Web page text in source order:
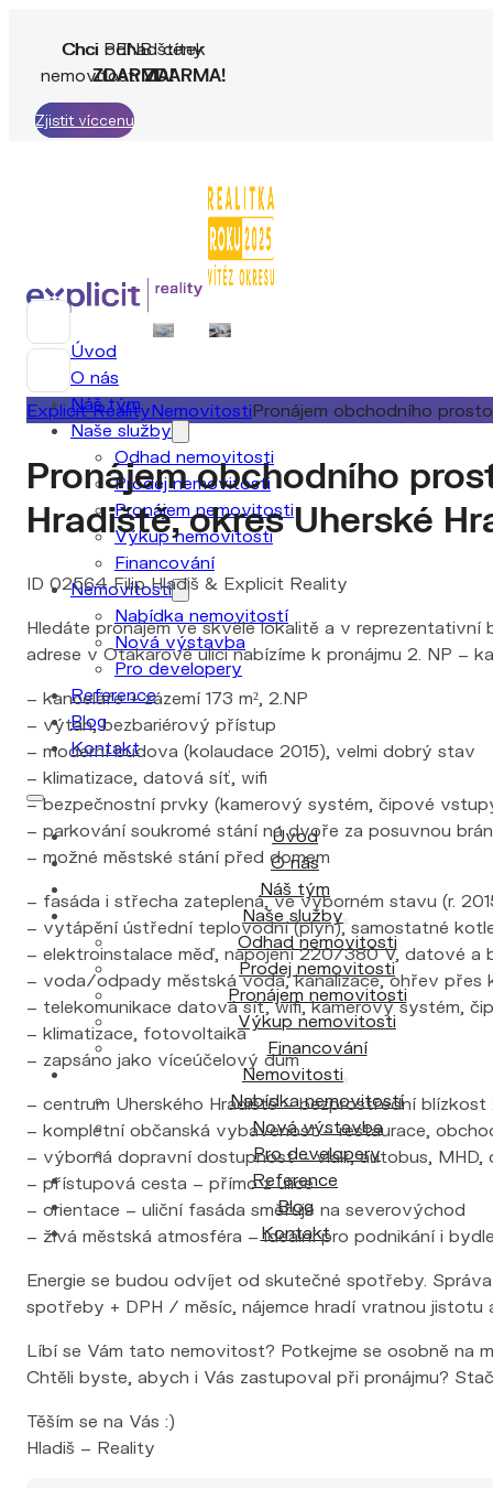
Chci odhad ceny
nemovitostiZDARMA!
Spočítat cenu
Chci PENB štítek
ZDARMA!
Zjistit víc
Úvod
O nás
Náš tým
Naše služby
Odhad nemovitosti
Prodej nemovitosti
Pronájem nemovitosti
Výkup nemovitosti
Financování
Nemovitosti
Nabídka nemovitostí
Nová výstavba
Pro developery
Reference
Blog
Kontakt
Úvod
O nás
Náš tým
Naše služby
Odhad nemovitosti
Prodej nemovitosti
Pronájem nemovitosti
Výkup nemovitosti
Financování
Nemovitosti
Nabídka nemovitostí
Nová výstavba
Pro developery
Reference
Blog
Kontakt
Explicit RealityNemovitostiPronájem obchodního
Pronájem obchodního
Hradiště, okres Uherské
ID 02564 Filip Hladiš & Explicit Reality
Hledáte pronájem ve skvělé lokalitě a v
adrese v Otakarově ulici nabízíme k pronájmu 2. NP –
– kanceláře + zázemí 173 m², 2.NP
– výtah, bezbariérový přístup
– moderní budova (kolaudace 2015), velmi dobrý stav
– klimatizace, datová síť, wifi
– bezpečnostní prvky (kamerový systém, čipové
– parkování soukromé stání na dvoře za posuvnou
– možné městské stání před domem
– fasáda i střecha zateplená, ve výborném stavu (r.
– vytápění ústřední teplovodní (plyn), samostatné
– elektroinstalace měď, napojení 220/380 V, datové a
– voda/odpady městská voda, kanalizace, ohřev přes
– telekomunikace datová síť, wifi, kamerový systém,
– klimatizace, fotovoltaika
– zapsáno jako víceúčelový dům
– centrum Uherského Hradiště – bezprostřední blízkost
– kompletní občanská vybavenost – restaurace,
– výborná dopravní dostupnost – vlak, autobus, MHD,
– přístupová cesta – přímo z ulice
– orientace – uliční fasáda směřuje na severovýchod
– živá městská atmosféra – ideální pro podnikání i
Energie se budou odvíjet od skutečné spotřeby.
spotřeby + DPH / měsíc, nájemce hradí vratnou
Líbí se Vám tato nemovitost? Potkejme se osobně na
Chtěli byste, abych i Vás zastupoval při pronájmu?
Těším se na Vás :)
Hladiš – Reality